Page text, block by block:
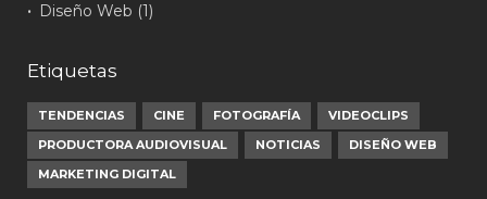
Diseño Web (1)
Etiquetas
TENDENCIAS CINE FOTOGRAFÍA
VIDEOCLIPS
PRODUCTORA AUDIOVISUAL
NOTICIAS
DISEÑO WEB
MARKETING DIGITAL